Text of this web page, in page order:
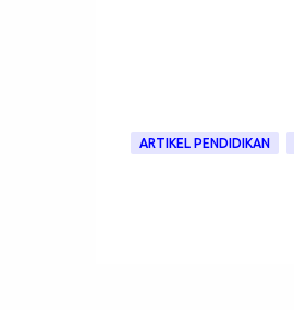
ARTIKEL PENDIDIKAN